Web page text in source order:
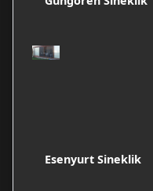
Esenyurt Sineklik